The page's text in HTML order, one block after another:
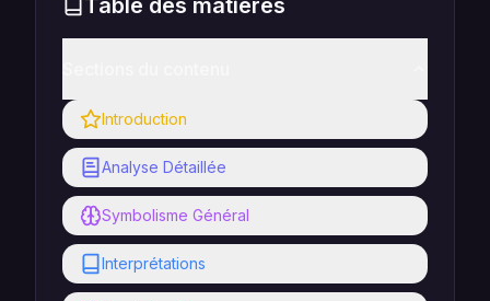
Table des matières
Introduction
Analyse Détaillée
Symbolisme Général
Interprétations